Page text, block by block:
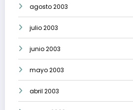
agosto 2003
julio 2003
junio 2003
mayo 2003
abril 2003